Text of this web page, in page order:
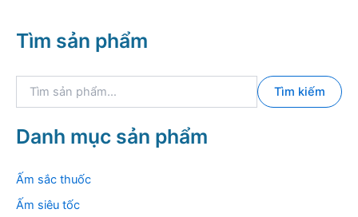
Tìm sản phẩm
k
i
m
Tìm kiếm
Danh mục sản phẩm
Ấm sắc thuốc
Ấm siêu tốc